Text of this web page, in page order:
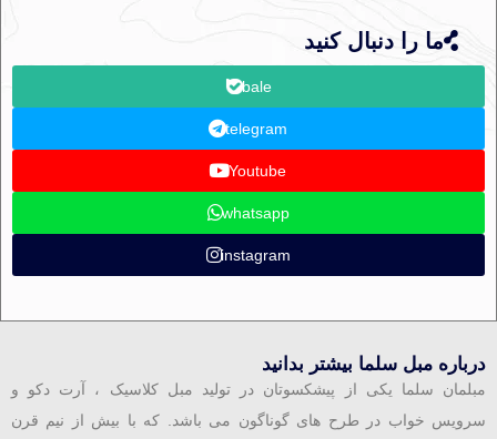
ما را دنبال کنید
bale
telegram
Youtube
whatsapp
instagram
درباره مبل سلما بیشتر بدانید
مبلمان سلما یکی از پیشکسوتان در تولید مبل کلاسیک ، آرت دکو و
سرویس خواب در طرح های گوناگون می باشد. که با بیش از نیم قرن